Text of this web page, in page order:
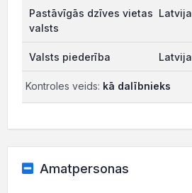
Latvija
Latvija
Kontroles veids: kā dalībnieks
Amatpersonas